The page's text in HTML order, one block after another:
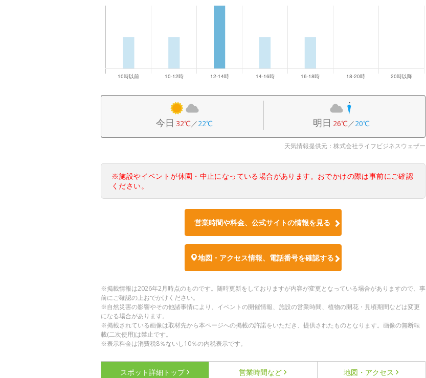
今日 32℃／22℃ 明日 26℃／20℃
天気情報提供元：株式会社ライフビジネスウェザー
※施設やイベントが休園・中止になっている場合があります。おでかけの際は事前にご確認
ください。
営業時間や料金、公式サイトの情報を見る
地図・アクセス情報、電話番号を確認する
※掲載情報は2026年2月時点のものです。随時更新をしておりますが内容が変更となっている場合がありますので、事
前にご確認の上おでかけください。
※自然災害の影響やその他諸事情により、イベントの開催情報、施設の営業時間、植物の開花・見頃期間などは変更
になる場合があります。
※掲載されている画像は取材先から本ページへの掲載の許諾をいただき、提供されたものとなります。画像の無断転
載(二次使用)は禁止です。
※表示料金は消費税8％ないし10％の内税表示です。
スポット詳細 トップ 営業時間など 地図・アクセス